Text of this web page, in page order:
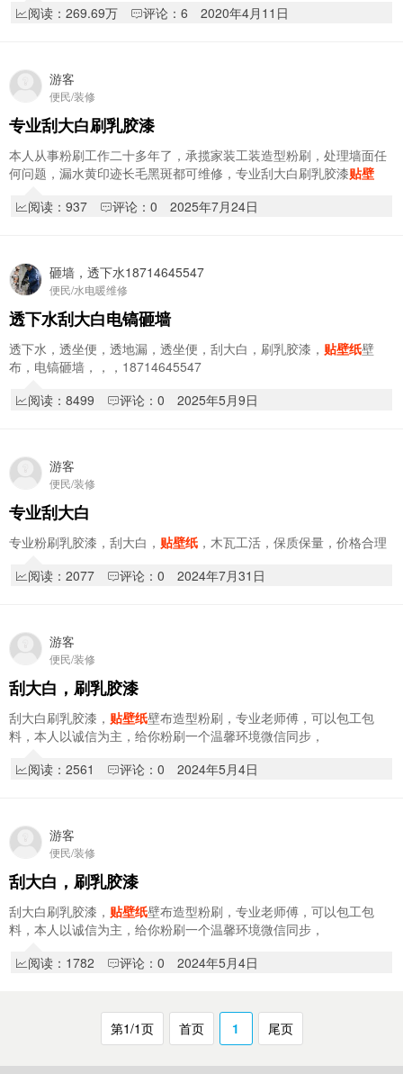
阅读：269.69万
评论：6 2020年4月11日
游客
便民/装修
专业刮大白刷乳胶漆
本人从事粉刷工作二十多年了，承揽家装工装造型粉刷，处理墙面任
何问题，漏水黄印迹长毛黑斑都可维修，专业刮大白刷乳胶漆贴壁
阅读：937
评论：0 2025年7月24日
砸墙，透下水18714645547
便民/水电暖维修
透下水刮大白电镐砸墙
透下水，透坐便，透地漏，透坐便，刮大白，刷乳胶漆， 贴壁纸壁
布，电镐砸墙，，，18714645547
阅读：8499
评论：0 2025年5月9日
游客
便民/装修
专业刮大白
专业粉刷乳胶漆，刮大白， 贴壁纸 ，木瓦工活，保质保量，价格合理
阅读：2077
评论：0 2024年7月31日
游客
便民/装修
刮大白，刷乳胶漆
刮大白刷乳胶漆， 贴壁纸壁布造型粉刷，专业老师傅，可以包工包
料，本人以诚信为主，给你粉刷一个温馨环境微信同步，
阅读：2561
评论：0 2024年5月4日
游客
便民/装修
刮大白，刷乳胶漆
刮大白刷乳胶漆， 贴壁纸壁布造型粉刷，专业老师傅，可以包工包
料，本人以诚信为主，给你粉刷一个温馨环境微信同步，
阅读：1782
评论：0 2024年5月4日
第1/1页 首页 1 尾页